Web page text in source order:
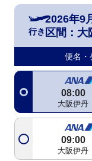
行き
2026年9
区間： 大
便名・
07:30
大阪伊丹
08:00
大阪伊丹
09:00
大阪伊丹